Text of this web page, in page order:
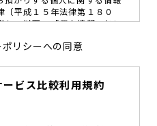
〔平成１５年法律第１８０
し、以下、「個人情報」とい
あると考えております。
情報保護の重要性の認識と取
個人情報の適切な取り扱い
リシーへの同意
ビス比較利用規約